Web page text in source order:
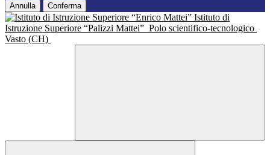
Annulla Conferma
Istituto di
Istruzione Superiore “Palizzi Mattei” Polo scientifico-tecnologico
Vasto (CH)